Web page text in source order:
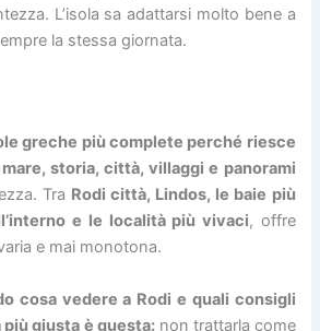
L’isola sa adattarsi molto bene a
la stessa giornata.
greche più complete perché riesce
storia, città, villaggi e panorami
Tra Rodi città, Lindos, le baie più
e le località più vivaci, offre
e mai monotona.
cosa vedere a Rodi e quali consigli
giusta è questa:non trattarla come